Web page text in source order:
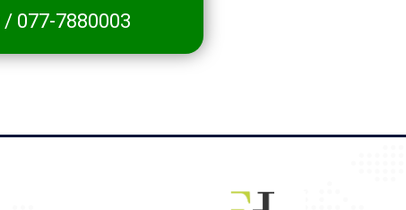
077-7880003
/